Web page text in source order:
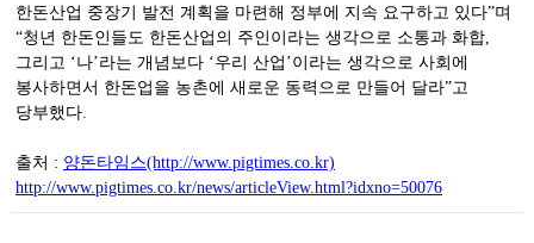
한돈산업 중장기 발전 계획을 마련해 정부에 지속 요구하고 있다”며
“청년 한돈인들도 한돈산업의 주인이라는 생각으로 소통과 화합,
그리고 ‘나’라는 개념보다 ‘우리 산업’이라는 생각으로 사회에
봉사하면서 한돈업을 농촌에 새로운 동력으로 만들어 달라”고
당부했다.
출처 : 양돈타임스(http://www.pigtimes.co.kr)
http://www.pigtimes.co.kr/news/articleView.html?idxno=50076